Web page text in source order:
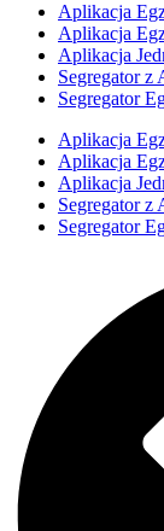
Aplikacja
Aplikacja
Aplikacja
Segregator z
Segregator
Aplikacja
Aplikacja
Aplikacja
Segregator z
Segregator